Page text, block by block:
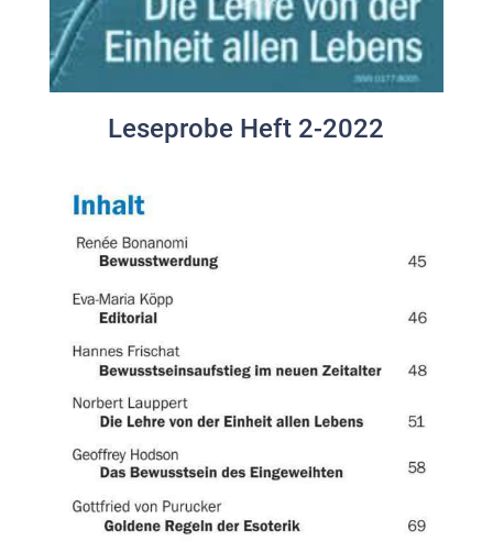
Leseprobe Heft 2-2022